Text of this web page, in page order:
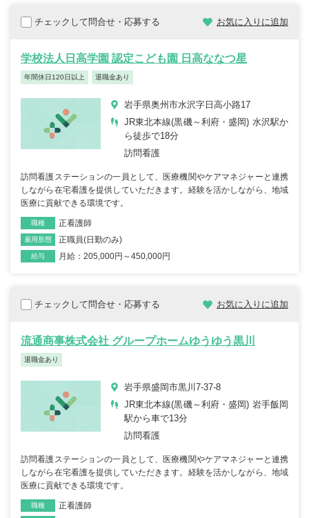
チェックして問合せ・応募する お気に入りに追加
学校法人日高学園 認定こども園 日高ななつ星
年間休日120日以上 退職金あり
岩手県奥州市水沢字日高小路17
JR東北本線(黒磯～利府・盛岡) 水沢駅か
ら徒歩で18分
訪問看護
訪問看護ステーションの一員として、医療機関やケアマネジャーと連携
しながら在宅看護を提供していただきます。経験を活かしながら、地域
医療に貢献できる環境です。
職種 正看護師
雇用形態 正職員(日勤のみ)
給与 月給：205,000円～450,000円
チェックして問合せ・応募する お気に入りに追加
流通商事株式会社 グループホームゆうゆう黒川
退職金あり
岩手県盛岡市黒川7-37-8
JR東北本線(黒磯～利府・盛岡) 岩手飯岡
駅から車で13分
訪問看護
訪問看護ステーションの一員として、医療機関やケアマネジャーと連携
しながら在宅看護を提供していただきます。経験を活かしながら、地域
医療に貢献できる環境です。
職種
正看護師